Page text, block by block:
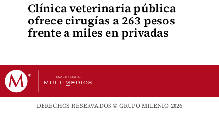
Clínica veterinaria pública
ofrece cirugías a 263 pesos
frente a miles en privadas
DERECHOS RESERVADOS © GRUPO MILENIO 2026